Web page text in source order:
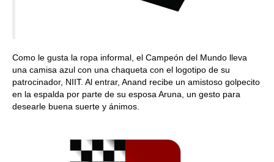
Como le gusta la ropa informal, el Campeón del Mundo lleva
una camisa azul con una chaqueta con el logotipo de su
patrocinador, NIIT. Al entrar, Anand recibe un amistoso golpecito
en la espalda por parte de su esposa Aruna, un gesto para
desearle buena suerte y ánimos.